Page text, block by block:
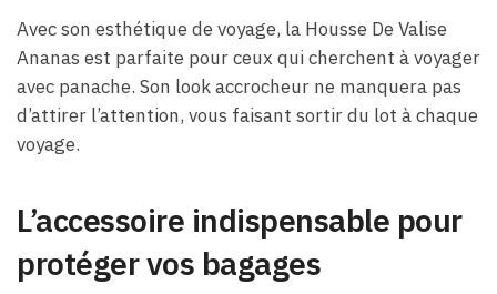
Avec son esthétique de voyage, la Housse De Valise
Ananas est parfaite pour ceux qui cherchent à voyager
avec panache. Son look accrocheur ne manquera pas
d’attirer l’attention, vous faisant sortir du lot à chaque
voyage.
L’accessoire indispensable pour
protéger vos bagages